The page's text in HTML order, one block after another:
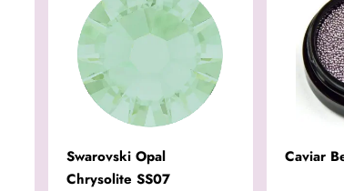
Swarovski Opal
Chrysolite SS07
Caviar